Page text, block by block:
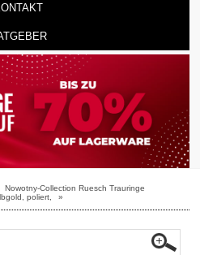
Nowotny-Collection Ruesch Trauringe
poliert,
»